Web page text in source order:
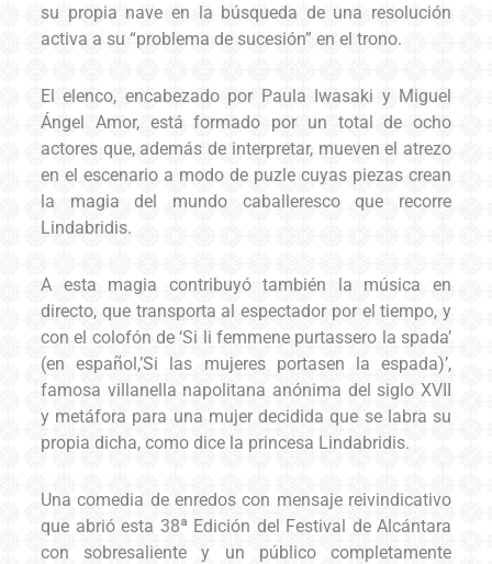
su propia nave en la búsqueda de una resolución
activa a su “problema de sucesión” en el trono.
El elenco, encabezado por Paula Iwasaki y Miguel
Ángel Amor, está formado por un total de ocho
actores que, además de interpretar, mueven el atrezo
en el escenario a modo de puzle cuyas piezas crean
la magia del mundo caballeresco que recorre
Lindabridis.
A esta magia contribuyó también la música en
directo, que transporta al espectador por el tiempo, y
con el colofón de ‘Si li femmene purtassero la spada’
(en español,’Si las mujeres portasen la espada)’,
famosa villanella napolitana anónima del siglo XVII
y metáfora para una mujer decidida que se labra su
propia dicha, como dice la princesa Lindabridis.
Una comedia de enredos con mensaje reivindicativo
que abrió esta 38ª Edición del Festival de Alcántara
con sobresaliente y un público completamente